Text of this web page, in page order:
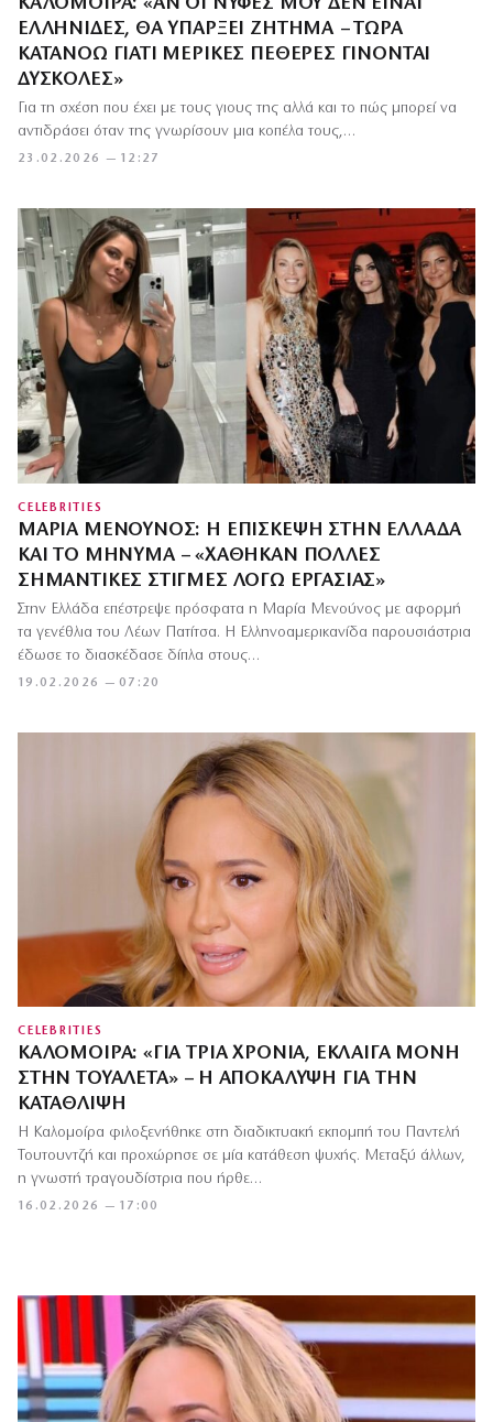
ΕΛΛΗΝΊΔΕΣ, ΘΑ ΥΠΆΡΞΕΙ ΖΉΤΗΜΑ – ΤΏΡΑ
ΚΑΤΑΝΟΏ ΓΙΑΤΊ ΜΕΡΙΚΈΣ ΠΕΘΕΡΈΣ ΓΊΝΟΝΤΑΙ
ΔΎΣΚΟΛΕΣ»
23.02.2026 — 12:27
Για τη σχέση που έχει με τους γιους της αλλά και το πώς μπορεί να
αντιδράσει όταν της γνωρίσουν μια κοπέλα τους,…
CELEBRITIES
ΜΑΡΊΑ ΜΕΝΟΎΝΟΣ: Η ΕΠΊΣΚΕΨΗ ΣΤΗΝ ΕΛΛΆΔΑ
ΚΑΙ ΤΟ ΜΉΝΥΜΑ – «ΧΆΘΗΚΑΝ ΠΟΛΛΈΣ
ΣΗΜΑΝΤΙΚΈΣ ΣΤΙΓΜΈΣ ΛΌΓΩ ΕΡΓΑΣΊΑΣ»
19.02.2026 — 07:20
Στην Ελλάδα επέστρεψε πρόσφατα η Μαρία Μενούνος με αφορμή
τα γενέθλια του Λέων Πατίτσα. Η Ελληνοαμερικανίδα παρουσιάστρια
έδωσε το διασκέδασε δίπλα στους…
CELEBRITIES
ΚΑΛΟΜΟΊΡΑ: «ΓΙΑ ΤΡΊΑ ΧΡΌΝΙΑ, ΈΚΛΑΙΓΑ ΜΌΝΗ
ΣΤΗΝ ΤΟΥΑΛΈΤΑ» – Η ΑΠΟΚΆΛΥΨΗ ΓΙΑ ΤΗΝ
ΚΑΤΆΘΛΙΨΗ
16.02.2026 — 17:00
Η Καλομοίρα φιλοξενήθηκε στη διαδικτυακή εκπομπή του Παντελή
Τουτουντζή και προχώρησε σε μία κατάθεση ψυχής. Μεταξύ άλλων,
η γνωστή τραγουδίστρια που ήρθε…